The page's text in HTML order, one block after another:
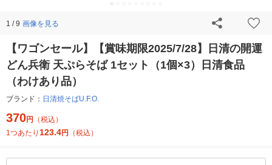
1 / 9 画像を見る
【ワゴンセール】【賞味期限2025/7/28】日清の開運
どん兵衛 天ぷらそば 1セット（1個×3）日清食品
（わけあり品）
ブランド： 日清焼そばU.F.O.
370円
（税込）
1つあたり 123.4円 （税込）